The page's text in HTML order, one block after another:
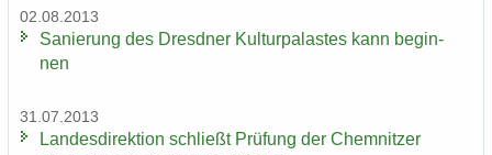
02.08.2013
Sa­nie­rung des Dresd­ner Kul­tur­pa­las­tes kann be­gin­
nen
31.07.2013
Lan­des­di­rek­ti­on schließt Prü­fung der Chem­nit­zer